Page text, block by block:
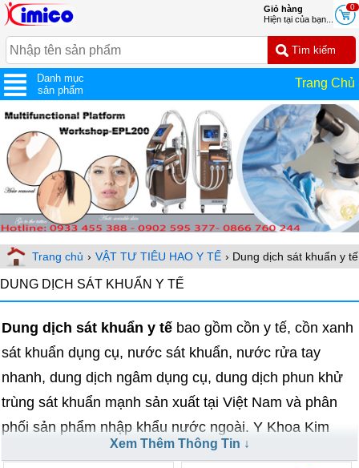
0
Giỏ hàng
Hiện tại của bạn...
Danh mục
sản phẩm
Trang Chủ
Trang chủ › VẬT TƯ TIÊU HAO Y TẾ › Dung dịch sát khuẩn y tế
DUNG DỊCH SÁT KHUẨN Y TẾ
Dung dịch sát khuẩn y tế bao gồm cồn y tế, cồn xanh
sát khuẩn dụng cụ, nước sát khuẩn, nước rửa tay
nhanh, dung dịch ngâm dụng cụ, dung dịch phun khử
trùng sát khuẩn mạnh sản xuất tại Việt Nam và phân
phối sản phẩm nhập khẩu nước ngoài. Y Khoa Kim
Minh chúng tôi luôn cập nhật dung dịch sát khuẩn y tế
Xem Thêm Thông Tin ↓